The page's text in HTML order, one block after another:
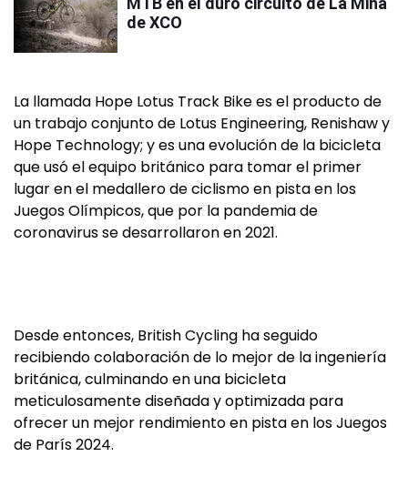
de XCO
La llamada Hope Lotus Track Bike es el producto de
un trabajo conjunto de Lotus Engineering, Renishaw y
Hope Technology; y es una evolución de la bicicleta
que usó el equipo británico para tomar el primer
lugar en el medallero de ciclismo en pista en los
Juegos Olímpicos, que por la pandemia de
coronavirus se desarrollaron en 2021.
Desde entonces, British Cycling ha seguido
recibiendo colaboración de lo mejor de la ingeniería
británica, culminando en una bicicleta
meticulosamente diseñada y optimizada para
ofrecer un mejor rendimiento en pista en los Juegos
de París 2024.